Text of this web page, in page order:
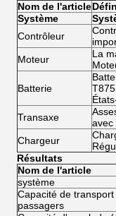
Nom de l'article
Système
Contrôleur
Moteur
La
Batterie
Transaxe
avec
Chargeur
Résultats
Nom de l'article
système
Capacité de transport
passagers